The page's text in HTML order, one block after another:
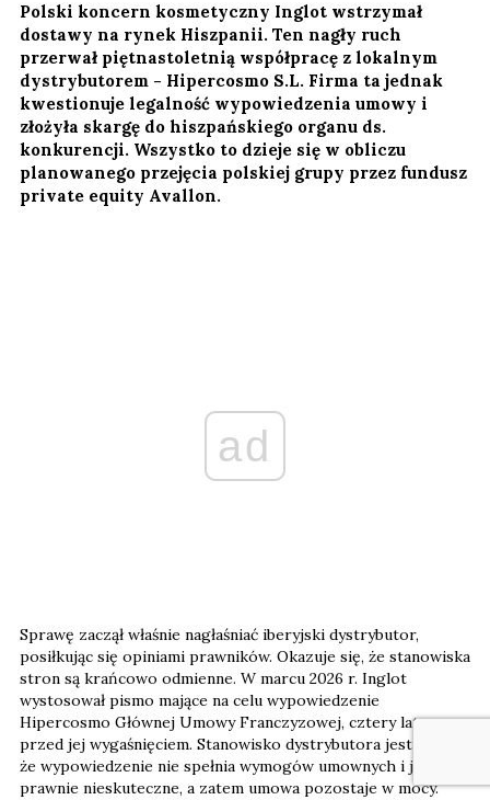
Polski koncern kosmetyczny Inglot wstrzymał
dostawy na rynek Hiszpanii. Ten nagły ruch
przerwał piętnastoletnią współpracę z lokalnym
dystrybutorem - Hipercosmo S.L. Firma ta jednak
kwestionuje legalność wypowiedzenia umowy i
złożyła skargę do hiszpańskiego organu ds.
konkurencji. Wszystko to dzieje się w obliczu
planowanego przejęcia polskiej grupy przez fundusz
private equity Avallon.
ad
Sprawę zaczął właśnie nagłaśniać iberyjski dystrybutor,
posiłkując się opiniami prawników. Okazuje się, że stanowiska
stron są krańcowo odmienne. W marcu 2026 r. Inglot
wystosował pismo mające na celu wypowiedzenie
Hipercosmo Głównej Umowy Franczyzowej, cztery lata
przed jej wygaśnięciem. Stanowisko dystrybutora jest takie,
że wypowiedzenie nie spełnia wymogów umownych i jest
prawnie nieskuteczne, a zatem umowa pozostaje w mocy.